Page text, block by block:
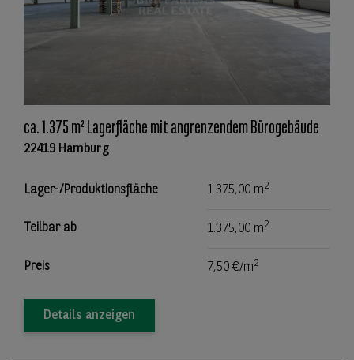
ca. 1.375 m² Lagerfläche mit angrenzendem Bürogebäude
22419 Hamburg
Lager-/Produktionsfläche 1.375,00 m2
Teilbar ab 1.375,00 m2
Preis 7,50 €/m2
Details anzeigen